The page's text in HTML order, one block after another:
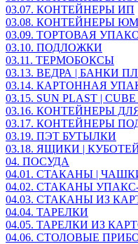
03.07. КОНТЕЙНЕРЫ ИП
03.08. КОНТЕЙНЕРЫ
03.09. ТОРТОВАЯ
03.10. ПОДЛОЖКИ
03.11. ТЕРМОБОКСЫ
03.13. ВЕДРА | БАНКИ
03.14. КАРТОННАЯ
03.15. SUN PLAST |
03.16. КОНТЕЙНЕРЫ
03.17. КОНТЕЙНЕРЫ
03.19. ПЭТ БУТЫЛКИ
03.18. ЯЩИКИ |
04. ПОСУДА
04.01. СТАКАНЫ |
04.02. СТАКАНЫ
04.03. СТАКАНЫ ИЗ
04.04. ТАРЕЛКИ
04.05. ТАРЕЛКИ ИЗ
04.06. СТОЛОВЫЕ